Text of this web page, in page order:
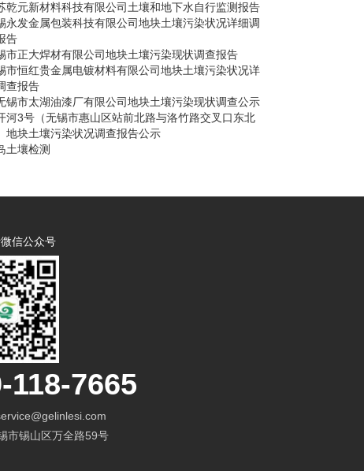
乾元新材料科技有限公司土壤和地下水自行监测报告
永发金属包装科技有限公司地块土壤污染状况详细调
告
市正大焊材有限公司地块土壤污染现状调查报告
市恒红贵金属电镀材料有限公司地块土壤污染状况详
查报告
锡市太湖油漆厂有限公司地块土壤污染现状调查公示
河3号（无锡市惠山区站前北路与洛竹路交叉口东北
地块土壤污染状况调查报告公示
土壤检测
信公众号
118-7665
市锡山区万全路59号